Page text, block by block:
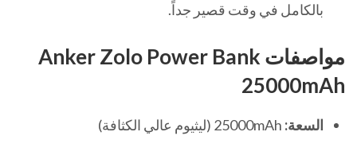
بالكامل في وقت قصير جداً.
مواصفات Anker Zolo Power Bank
25000mAh
السعة: